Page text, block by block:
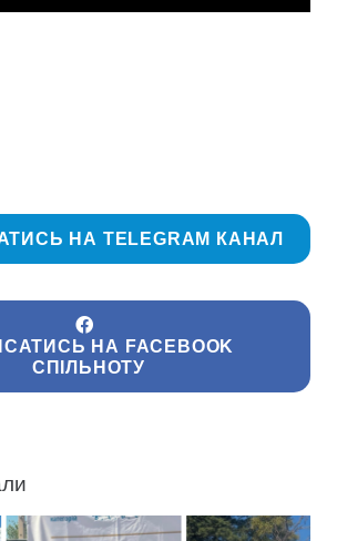
НА TELEGRAM КАНАЛ
НА FACEBOOK
СПІЛЬНОТУ